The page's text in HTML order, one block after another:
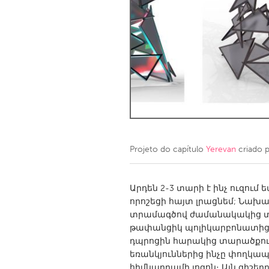
Amherstburg
Kingston
Ottawa
South
MALAYSIA
Kuala Lumpur
Qatar
SINGAPORE
Singapore
Projeto do capítulo Yerevan criado
Արդեն 2-3 տարի է ինչ
որոշեցի հայտ լրացնեմ;
տրամագծով ժամանակակից
թափանցիկ
դպրոցին հարակից
եռանկյուններից ինչը